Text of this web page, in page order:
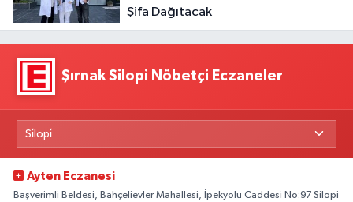
Şifa Dağıtacak
Şırnak Silopi Nöbetçi Eczaneler
Ayten Eczanesi
Başverimli Beldesi, Bahçelievler Mahallesi, İpekyolu Caddesi No:97 Silopi